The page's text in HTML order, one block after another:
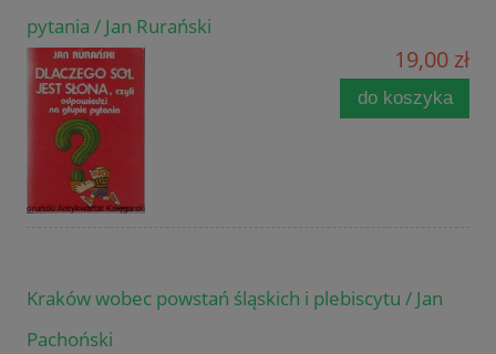
pytania / Jan Rurański
19,00 zł
do koszyka
Kraków wobec powstań śląskich i plebiscytu / Jan
Pachoński